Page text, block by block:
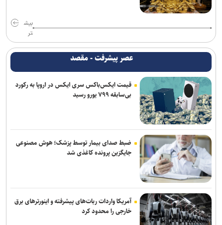
بیش
تر
عصر پیشرفت - مقصد
قیمت ایکس‌باکس سری ایکس در اروپا به رکورد
بی‌سابقه ۷۹۹ یورو رسید
ضبط صدای بیمار توسط پزشک؛ هوش مصنوعی
جایگزین پرونده کاغذی شد
آمریکا واردات ربات‌های پیشرفته و اینورترهای برق
خارجی را محدود کرد